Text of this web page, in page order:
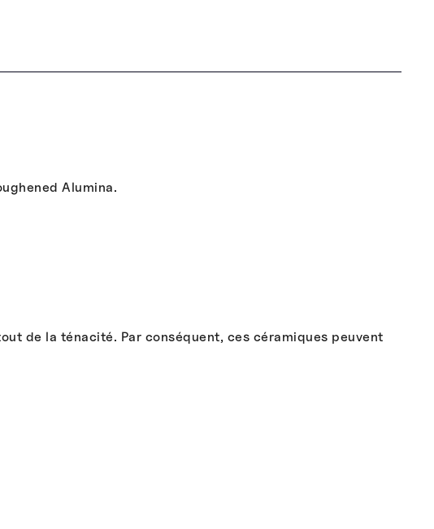
Alumina.
de la ténacité. Par conséquent, ces céramiques peuvent